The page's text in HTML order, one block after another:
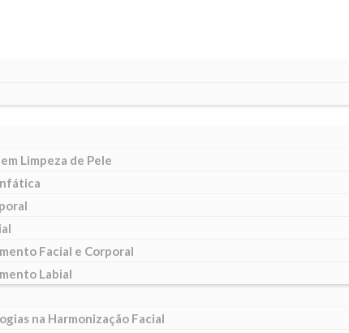
Limpeza de Pele
Facial e Corporal
Labial
na Harmonização Facial